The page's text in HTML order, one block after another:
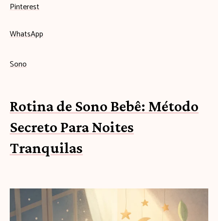
Pinterest
WhatsApp
Sono
Rotina de Sono Bebê: Método
Secreto Para Noites
Tranquilas